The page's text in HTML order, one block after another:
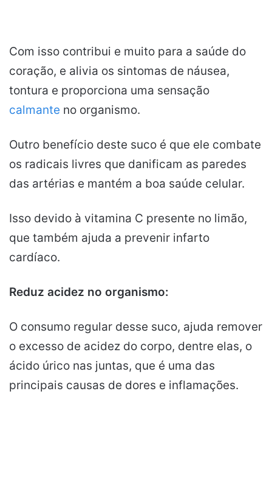
Com isso contribui e muito para a saúde do
coração, e alivia os sintomas de náusea,
tontura e proporciona uma sensação
calmante no organismo.
Outro benefício deste suco é que ele combate
os radicais livres que danificam as paredes
das artérias e mantém a boa saúde celular.
Isso devido à vitamina C presente no limão,
que também ajuda a prevenir infarto
cardíaco.
Reduz acidez no organismo:
O consumo regular desse suco, ajuda remover
o excesso de acidez do corpo, dentre elas, o
ácido úrico nas juntas, que é uma das
principais causas de dores e inflamações.